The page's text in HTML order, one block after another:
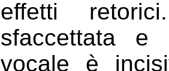
effetti
sfaccettata e
vocale è